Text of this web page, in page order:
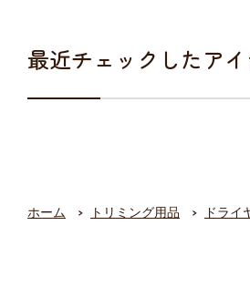
最近チェックしたア
ホーム トリミング用品 ドライ